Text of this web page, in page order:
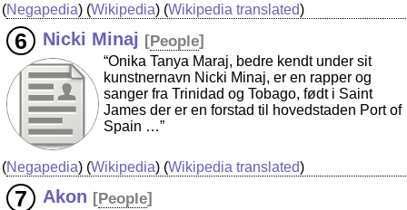
(Negapedia) (Wikipedia) (Wikipedia translated)
Nicki Minaj [People]
“Onika Tanya Maraj, bedre kendt under sit
kunstnernavn Nicki Minaj, er en rapper og
sanger fra Trinidad og Tobago, født i Saint
James der er en forstad til hovedstaden Port of
Spain …”
(Negapedia) (Wikipedia) (Wikipedia translated)
Akon [People]